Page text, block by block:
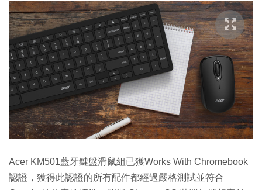
Acer KM501藍牙鍵盤滑鼠組已獲Works With Chromebook
認證，獲得此認證的所有配件都經過嚴格測試並符合